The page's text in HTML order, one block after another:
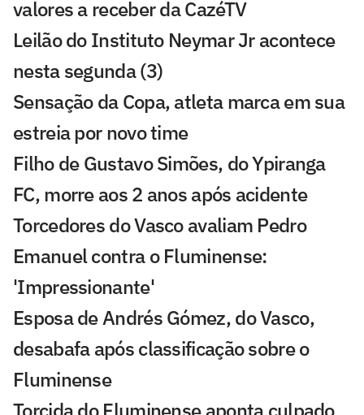
valores a receber da CazéTV
Leilão do Instituto Neymar Jr acontece
nesta segunda (3)
Sensação da Copa, atleta marca em sua
estreia por novo time
Filho de Gustavo Simões, do Ypiranga
FC, morre aos 2 anos após acidente
Torcedores do Vasco avaliam Pedro
Emanuel contra o Fluminense:
'Impressionante'
Esposa de Andrés Gómez, do Vasco,
desabafa após classificação sobre o
Fluminense